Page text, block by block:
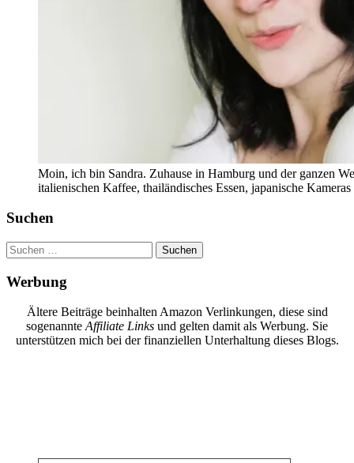
Moin, ich bin Sandra. Zuhause in Hamburg und der ganzen
italienischen Kaffee, thailändisches Essen, japanische
Suchen
Suchen
nach:
Werbung
Ältere Beiträge beinhalten Amazon Verlinkungen, diese sind
sogenannteAffiliate Links und gelten damit als Werbung. Sie
unterstützen mich bei der finanziellen Unterhaltung dieses Blogs.